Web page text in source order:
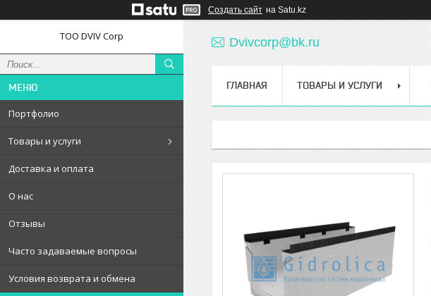
Создать сайт на Satu.kz
ТОО DVIV Corp
Портфолио
Товары и услуги
Доставка и оплата
О нас
Отзывы
Часто задаваемые вопросы
Условия возврата и обмена
Dvivcorp@bk.ru
ГЛАВНАЯ ТОВАРЫ И УСЛУГИ